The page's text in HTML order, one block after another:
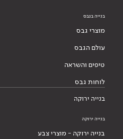
בנייה בגבס
מוצרי גבס
עולם הגבס
טיפים והשראה
לוחות גבס
בנייה ירוקה
בנייה ירוקה
בנייה ירוקה - מוצרי צבע